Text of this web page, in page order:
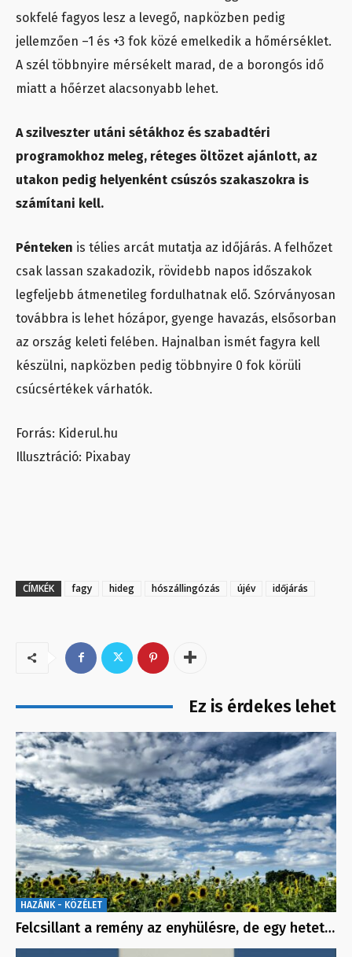
sokfelé fagyos lesz a levegő, napközben pedig
jellemzően –1 és +3 fok közé emelkedik a hőmérséklet.
A szél többnyire mérsékelt marad, de a borongós idő
miatt a hőérzet alacsonyabb lehet.
A szilveszter utáni sétákhoz és szabadtéri
programokhoz meleg, réteges öltözet ajánlott, az
utakon pedig helyenként csúszós szakaszokra is
számítani kell.
Pénteken is télies arcát mutatja az időjárás. A felhőzet
csak lassan szakadozik, rövidebb napos időszakok
legfeljebb átmenetileg fordulhatnak elő. Szórványosan
továbbra is lehet hózápor, gyenge havazás, elsősorban
az ország keleti felében. Hajnalban ismét fagyra kell
készülni, napközben pedig többnyire 0 fok körüli
csúcsértékek várhatók.
Forrás: Kiderul.hu
Illusztráció: Pixabay
CÍMKÉK fagy hideg hószállingózás újév időjárás
Ez is érdekes lehet
HAZÁNK - KÖZÉLET
Felcsillant a remény az enyhülésre, de egy hetet…